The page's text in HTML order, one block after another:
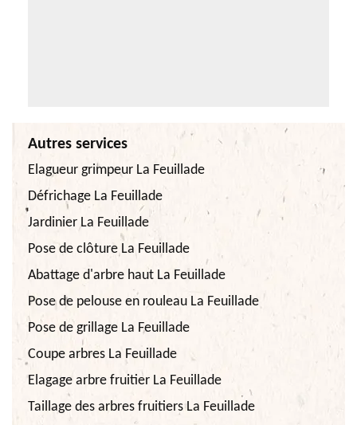
Autres services
Elagueur grimpeur La Feuillade
Défrichage La Feuillade
Jardinier La Feuillade
Pose de clôture La Feuillade
Abattage d'arbre haut La Feuillade
Pose de pelouse en rouleau La Feuillade
Pose de grillage La Feuillade
Coupe arbres La Feuillade
Elagage arbre fruitier La Feuillade
Taillage des arbres fruitiers La Feuillade